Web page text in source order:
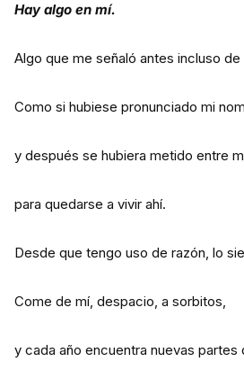
Hay algo en mí.
Algo que me señaló antes incluso
Como si hubiese pronunciado mi
y después se hubiera metido entre
para quedarse a vivir ahí.
Desde que tengo uso de razón, lo
Come de mí, despacio, a sorbitos,
y cada año encuentra nuevas